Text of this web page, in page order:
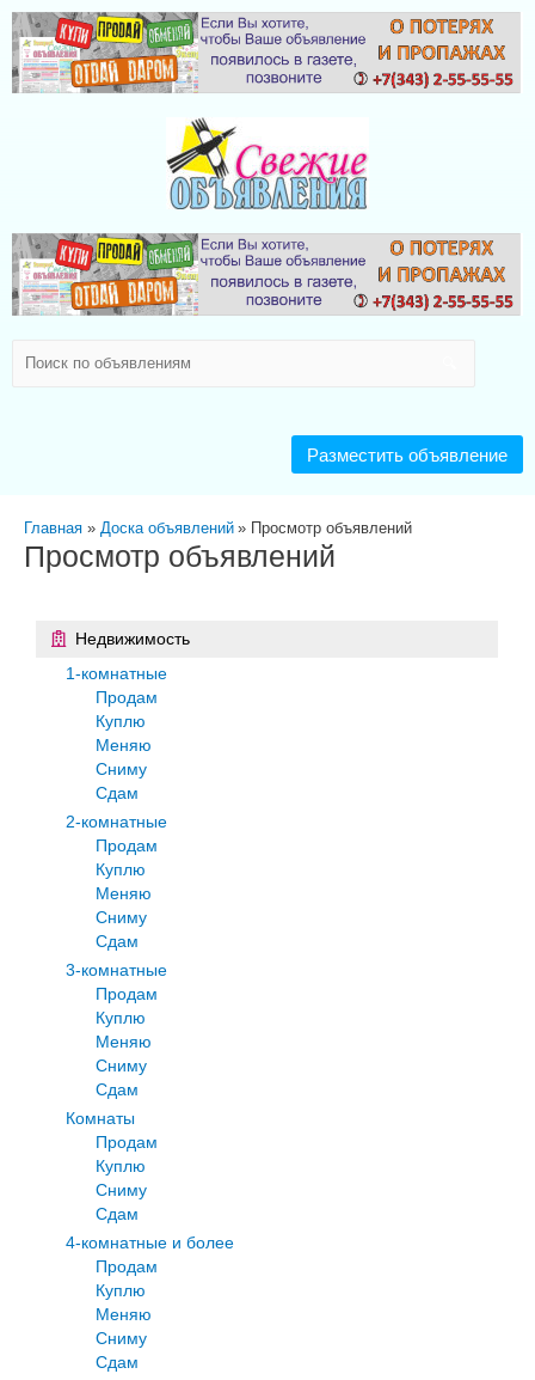
Разместить объявление
Главная Доска объявлений Просмотр объявлений
Просмотр объявлений
Недвижимость
1-комнатные
Продам
Куплю
Меняю
Сниму
Сдам
2-комнатные
Продам
Куплю
Меняю
Сниму
Сдам
3-комнатные
Продам
Куплю
Меняю
Сниму
Сдам
Комнаты
Продам
Куплю
Сниму
Сдам
4-комнатные и более
Продам
Куплю
Меняю
Сниму
Сдам